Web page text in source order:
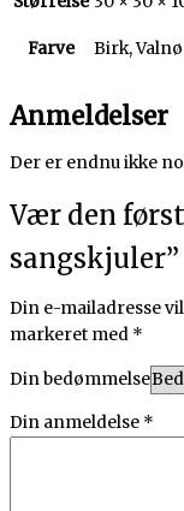
Farve Birk,
Anmeldelser
Der er endnu ikke
Vær den
sangskjuler”
Din e-mailadresse
markeret med *
Din bedømmelse
Din anmeldelse *